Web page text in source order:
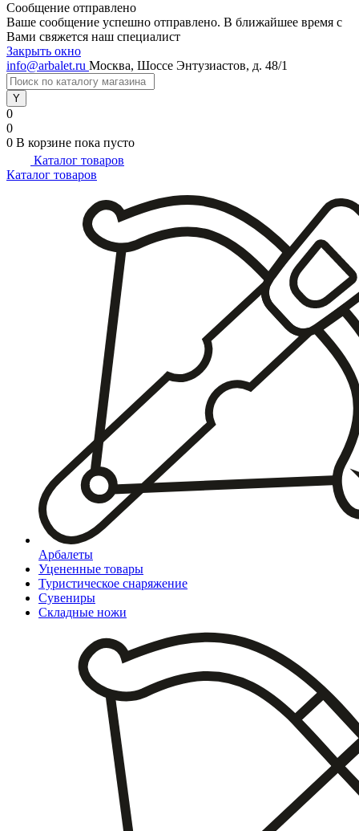
Сообщение отправлено
Ваше сообщение успешно отправлено. В ближайшее время с
Вами свяжется наш специалист
Закрыть окно
info@arbalet.ru Москва, Шоссе Энтузиастов, д. 48/1
0
0
0 В корзине пока пусто
Каталог товаров
Каталог товаров
Арбалеты
Уцененные товары
Туристическое снаряжение
Сувениры
Складные ножи